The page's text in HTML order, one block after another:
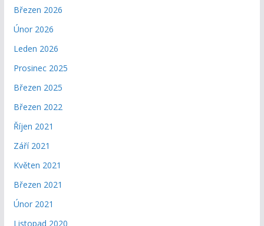
Březen 2026
Únor 2026
Leden 2026
Prosinec 2025
Březen 2025
Březen 2022
Říjen 2021
Září 2021
Květen 2021
Březen 2021
Únor 2021
Listopad 2020